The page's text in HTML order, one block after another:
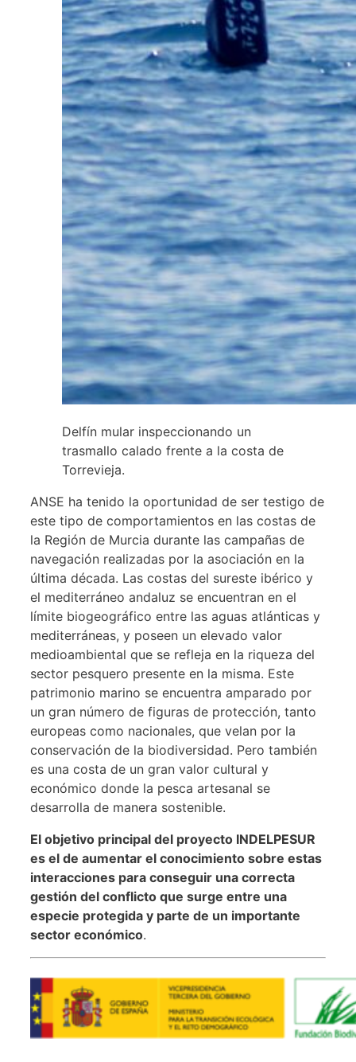
Delfín mular inspeccionando un
trasmallo calado frente a la costa de
Torrevieja.
ANSE ha tenido la oportunidad de ser testigo de
este tipo de comportamientos en las costas de
la Región de Murcia durante las campañas de
navegación realizadas por la asociación en la
última década. Las costas del sureste ibérico y
el mediterráneo andaluz se encuentran en el
límite biogeográfico entre las aguas atlánticas y
mediterráneas, y poseen un elevado valor
medioambiental que se refleja en la riqueza del
sector pesquero presente en la misma. Este
patrimonio marino se encuentra amparado por
un gran número de figuras de protección, tanto
europeas como nacionales, que velan por la
conservación de la biodiversidad. Pero también
es una costa de un gran valor cultural y
económico donde la pesca artesanal se
desarrolla de manera sostenible.
El objetivo principal del proyecto INDELPESUR
es el de aumentar el conocimiento sobre estas
interacciones para conseguir una correcta
gestión del conflicto que surge entre una
especie protegida y parte de un importante
sector económico.